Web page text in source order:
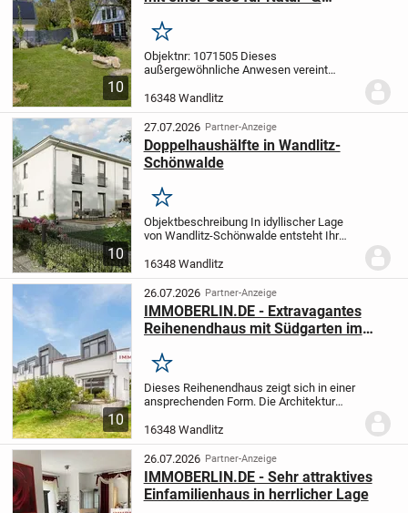
10
Merken
Objektnr: 1071505 Dieses
außergewöhnliche Anwesen vereint
Nutzungsmöglichkeiten in idealer Weise.
Auf einem beeindruckenden Grundstück
von ca. 1.497 m² erwartet Sie...
16348 Wandlitz
10
27.07.2026 Partner-Anzeige
Doppelhaushälfte in Wandlitz-
Schönwalde
Merken
Objektbeschreibung In idyllischer Lage
von Wandlitz-Schönwalde entsteht Ihr
Doppelhaus Aura 118 bietet auf ca. 118
m² Wohnfläche ein durchdachtes
Raumkonzept für Familien,...
16348 Wandlitz
10
26.07.2026 Partner-Anzeige
IMMOBERLIN.DE - Extravagantes
Reihenendhaus mit Südgarten im
Merken
Dieses Reihenendhaus zeigt sich in einer
ansprechenden Form. Die Architektur
üblichen Kontext aus, und bietet reichlich
Wohnkomfort für eine Familie. Zudem
erzeugen...
16348 Wandlitz
26.07.2026 Partner-Anzeige
IMMOBERLIN.DE - Sehr attraktives
Einfamilienhaus in herrlicher Lage